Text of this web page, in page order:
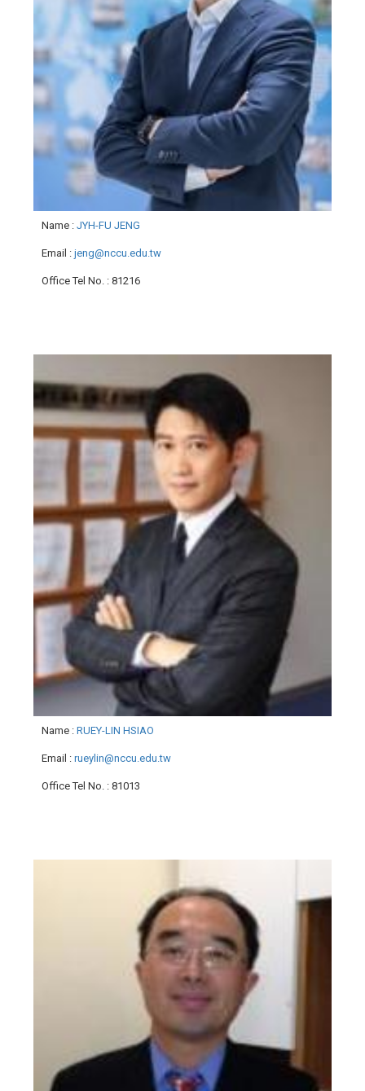
Name : JYH-FU JENG
Email : jeng@nccu.edu.tw
Office Tel No. : 81216
Name : RUEY-LIN HSIAO
Email : rueylin@nccu.edu.tw
Office Tel No. : 81013